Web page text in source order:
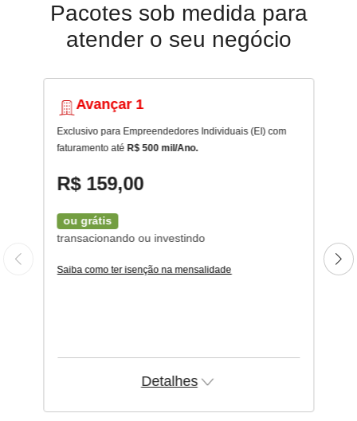
Pacotes sob medida para
atender o seu negócio
Avançar 1
Exclusivo para Empreendedores Individuais (EI) com
faturamento até R$ 500 mil/Ano.
R$ 159,00
ou grátis
transacionando ou investindo
Saiba como ter isenção na mensalidade
Abrir
detalhes
Detalhes